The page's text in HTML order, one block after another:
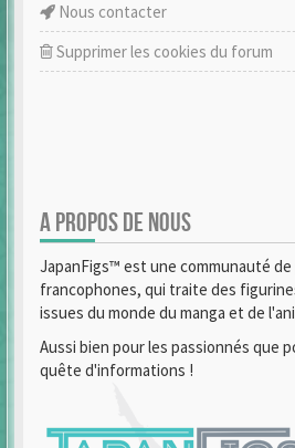
Nous contacter
Supprimer les cookies du forum
A PROPOS DE NOUS
JapanFigs™ est une communauté
francophones, qui traite des
issues du monde du manga et de
Aussi bien pour les passionnés que
quête d'informations !